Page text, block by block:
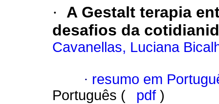
·
A Gestalt terapia
desafios da
Cavanellas, Luciana
· resumo em
Português (
pdf )